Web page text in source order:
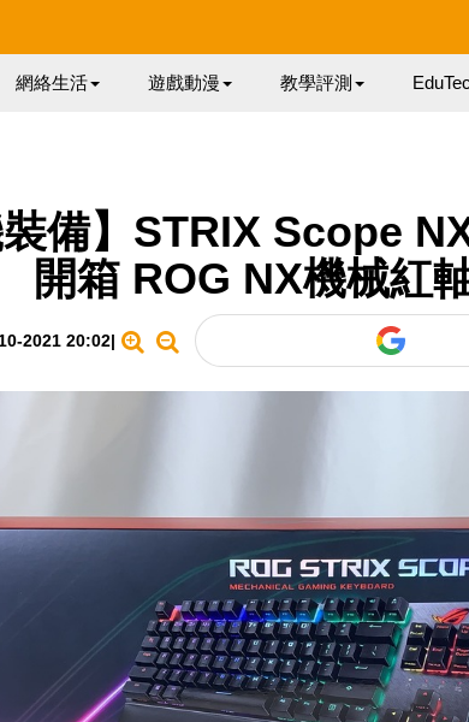
網絡生活 遊戲動漫 教學評測
裝備】STRIX Scope
開箱 ROG NX機械紅
2021 20:02|